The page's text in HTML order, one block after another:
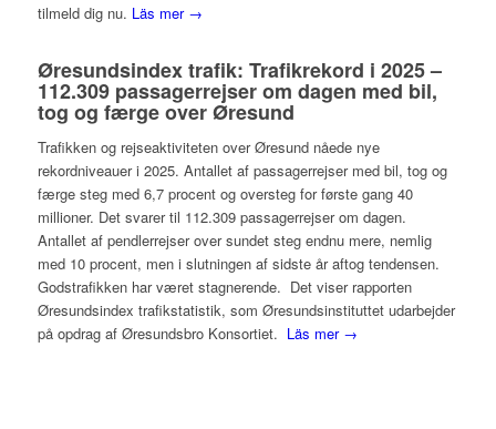
tilmeld dig nu. Läs mer →
Øresundsindex trafik: Trafikrekord i 2025 –
112.309 passagerrejser om dagen med bil,
tog og færge over Øresund
Trafikken og rejseaktiviteten over Øresund nåede nye
rekordniveauer i 2025. Antallet af passagerrejser med bil, tog og
færge steg med 6,7 procent og oversteg for første gang 40
millioner. Det svarer til 112.309 passagerrejser om dagen.
Antallet af pendlerrejser over sundet steg endnu mere, nemlig
med 10 procent, men i slutningen af sidste år aftog tendensen.
Godstrafikken har været stagnerende. Det viser rapporten
Øresundsindex trafikstatistik, som Øresundsinstituttet udarbejder
på opdrag af Øresundsbro Konsortiet. Läs mer →